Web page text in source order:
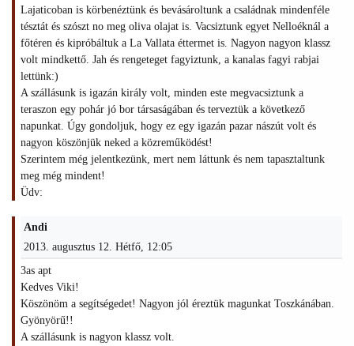
Lajaticoban is körbenéztünk és bevásároltunk a családnak mindenféle
tésztát és szószt no meg oliva olajat is. Vacsiztunk egyet Nelloéknál a
főtéren és kipróbáltuk a La Vallata éttermet is. Nagyon nagyon klassz
volt mindkettő. Jah és rengeteget fagyiztunk, a kanalas fagyi rabjai
lettünk:)
A szállásunk is igazán király volt, minden este megvacsiztunk a
teraszon egy pohár jó bor társaságában és terveztük a következő
napunkat. Úgy gondoljuk, hogy ez egy igazán pazar nászút volt és
nagyon köszönjük neked a közreműködést!
Szerintem még jelentkezünk, mert nem láttunk és nem tapasztaltunk
meg még mindent!
Üdv:
Andi
2013. augusztus 12. Hétfő, 12:05
3as apt
Kedves Viki!
Köszönöm a segítségedet! Nagyon jól éreztük magunkat Toszkánában.
Gyönyörű!!
A szállásunk is nagyon klassz volt.